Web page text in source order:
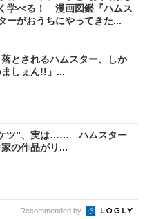
く学べる！ 漫画図鑑『ハムス
ーがおうちにやってきた...
とされるハムスター、しか
しぇん!!」...
ツ”、実は…… ハムスター
の作品がリ...
Recommended by